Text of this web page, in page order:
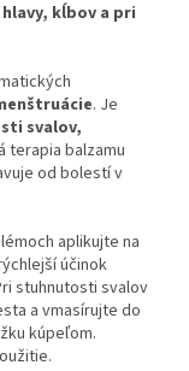
kĺbov a pri
. Je
svalov,
terapia balzamu
od bolestí v
aplikujte na
účinok
stuhnutosti svalov
a vmasírujte do
kúpeľom.